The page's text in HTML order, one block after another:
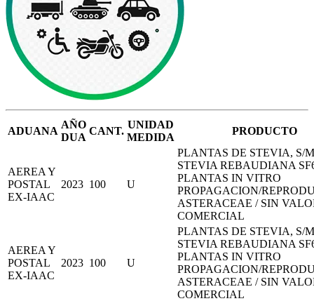
ADUANA
AÑO
DUA
CANT.
UNIDAD
MEDIDA
PRODUCTO
AEREA Y
POSTAL
EX-IAAC
2023 100 U
PLANTAS DE STEVIA, S/
STEVIA REBAUDIANA
PLANTAS IN VITRO
PROPAGACION/
ASTERACEAE / SIN
COMERCIAL
AEREA Y
POSTAL
EX-IAAC
2023 100 U
PLANTAS DE STEVIA, S/
STEVIA REBAUDIANA
PLANTAS IN VITRO
PROPAGACION/
ASTERACEAE / SIN
COMERCIAL